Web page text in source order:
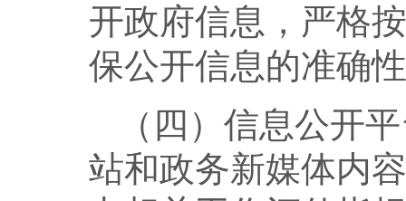
开政府信息，严格
保公开信息的准确
（四）信息公开
站和政务新媒体内